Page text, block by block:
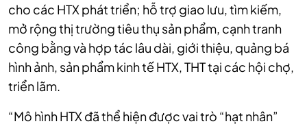
cho các HTX phát triển; hỗ trợ giao lưu, tìm kiếm,
mở rộng thị trường tiêu thụ sản phẩm, cạnh tranh
công bằng và hợp tác lâu dài, giới thiệu, quảng bá
hình ảnh, sản phẩm kinh tế HTX, THT tại các hội chợ,
triển lãm.
“Mô hình HTX đã thể hiện được vai trò “hạt nhân”